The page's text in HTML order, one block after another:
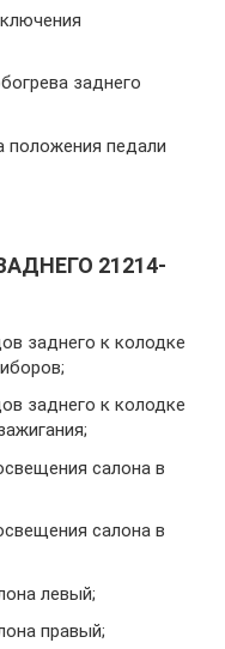
заднего
положения педали
21214-
заднего к колодке
заднего к колодке
салона в
салона в
левый;
правый;